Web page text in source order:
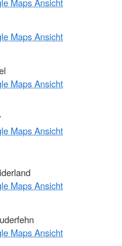
Maps Ansicht
Maps Ansicht
Maps Ansicht
Maps Ansicht
Maps Ansicht